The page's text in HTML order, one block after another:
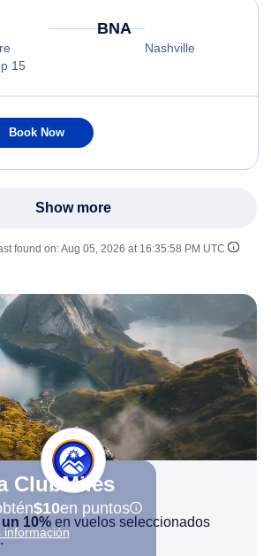
15
BNA
Nashville
Book Now
Show more
found on:Aug 05, 2026 at 16:35:58 PM UTC
ClubMiles
$10en puntos
información
10% en vuelos seleccionados
.